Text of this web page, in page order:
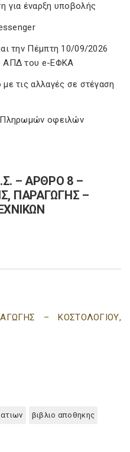
για έναρξη υποβολής
την Πέμπτη 10/09/2026
ΑΠΔ του e-ΕΦΚΑ
τις αλλαγές σε στέγαση
Πληρωμών οφειλών
– ΑΡΘΡΟ 8 –
ΠΑΡΑΓΩΓΗΣ –
– ΚΟΣΤΟΛΟΓΙΟΥ,
βιβλιο αποθηκης